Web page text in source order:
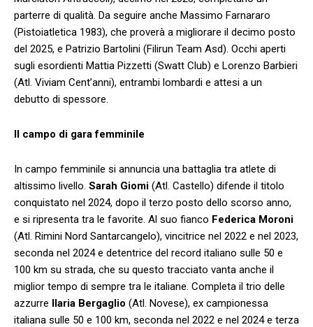
parterre di qualità. Da seguire anche Massimo Farnararo
(Pistoiatletica 1983), che proverà a migliorare il decimo posto
del 2025, e Patrizio Bartolini (Filirun Team Asd). Occhi aperti
sugli esordienti Mattia Pizzetti (Swatt Club) e Lorenzo Barbieri
(Atl. Viviam Cent’anni), entrambi lombardi e attesi a un
debutto di spessore.
Il campo di gara femminile
In campo femminile si annuncia una battaglia tra atlete di
altissimo livello. Sarah Giomi (Atl. Castello) difende il titolo
conquistato nel 2024, dopo il terzo posto dello scorso anno,
e si ripresenta tra le favorite. Al suo fianco Federica Moroni
(Atl. Rimini Nord Santarcangelo), vincitrice nel 2022 e nel 2023,
seconda nel 2024 e detentrice del record italiano sulle 50 e
100 km su strada, che su questo tracciato vanta anche il
miglior tempo di sempre tra le italiane. Completa il trio delle
azzurre Ilaria Bergaglio (Atl. Novese), ex campionessa
italiana sulle 50 e 100 km, seconda nel 2022 e nel 2024 e terza